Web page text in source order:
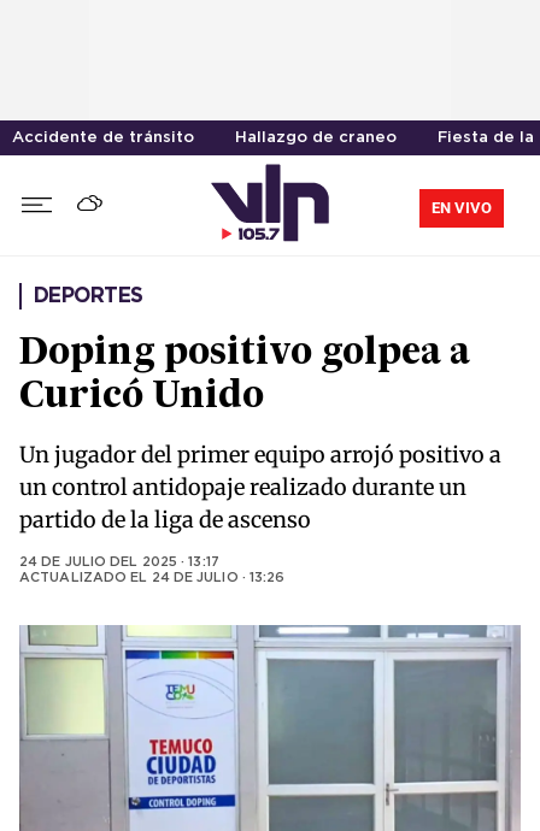
Accidente de tránsito Hallazgo de craneo Fiesta de la
EN VIVO
DEPORTES
Doping positivo golpea a
Curicó Unido
Un jugador del primer equipo arrojó positivo a
un control antidopaje realizado durante un
partido de la liga de ascenso
24 DE JULIO DEL 2025 · 13:17
ACTUALIZADO EL 24 DE JULIO · 13:26